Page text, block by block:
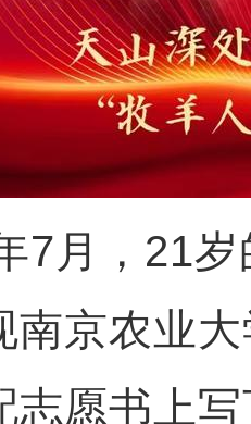
，21岁
南京农业
志愿书上